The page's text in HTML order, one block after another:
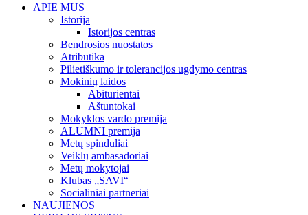
APIE MUS
Istorija
Istorijos centras
Bendrosios nuostatos
Atributika
Pilietiškumo ir tolerancijos ugdymo centras
Mokinių laidos
Abiturientai
Aštuntokai
Mokyklos vardo premija
ALUMNI premija
Metų spinduliai
Veiklų ambasadoriai
Metų mokytojai
Klubas „SAVI“
Socialiniai partneriai
NAUJIENOS